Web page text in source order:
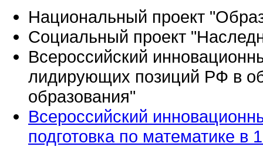
Национальный проект
Социальный проект
Всероссийский
лидирующих позиций РФ в
образования"
Всероссийский
подготовка по математике в